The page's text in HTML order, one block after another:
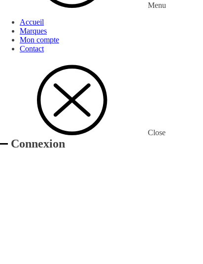
Menu
Accueil
Marques
Mon compte
Contact
Close
Connexion